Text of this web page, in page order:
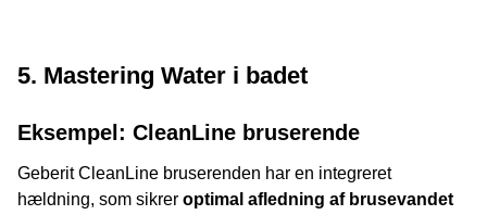
5. Mastering Water i badet
Eksempel: CleanLine bruserende
Geberit CleanLine bruserenden har en integreret
hældning, som sikrer optimal afledning af brusevandet